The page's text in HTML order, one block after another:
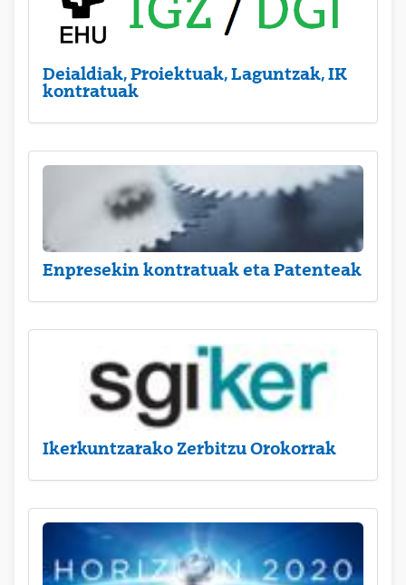
Deialdiak, Proiektuak, Laguntzak, IK
kontratuak
Enpresekin kontratuak eta Patenteak
Ikerkuntzarako Zerbitzu Orokorrak